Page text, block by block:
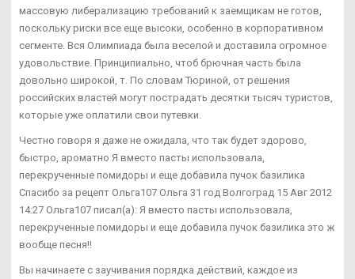
массовую либерализацию требований к заемщикам не готов,
поскольку риски все еще высоки, особенно в корпоративном
сегменте. Вся Олимпиада была веселой и доставила огромное
удовольствие. Принципиально, чтоб брючная часть была
довольно широкой, т. По словам Тюриной, от решения
российских властей могут пострадать десятки тысяч туристов,
которые уже оплатили свои путевки.
Честно говоря я даже не ожидала, что так будет здорово,
быстро, ароматно Я вместо пасты использовала,
перекрученные помидоры и еще добавила пучок базилика
Спасибо за рецепт Ольга107 Ольга 31 год Волгоград 15 Авг 2012
14:27 Ольга107 писал(а): Я вместо пасты использовала,
перекрученные помидоры и еще добавила пучок базилика это ж
вообще песня!!
Вы начинаете с заучивания порядка действий, каждое из